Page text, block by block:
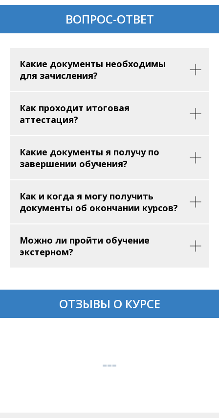
ВОПРОС-ОТВЕТ
Какие документы необходимы
для зачисления?
Как проходит итоговая
аттестация?
Какие документы я получу по
завершении обучения?
Как и когда я могу получить
документы об окончании курсов?
Можно ли пройти обучение
экстерном?
ОТЗЫВЫ О КУРСЕ